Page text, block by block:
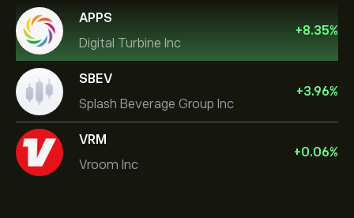
APPS
Digital Turbine Inc
+8.35%
SBEV
Splash Beverage Group Inc
+3.96%
VRM
Vroom Inc
+0.06%